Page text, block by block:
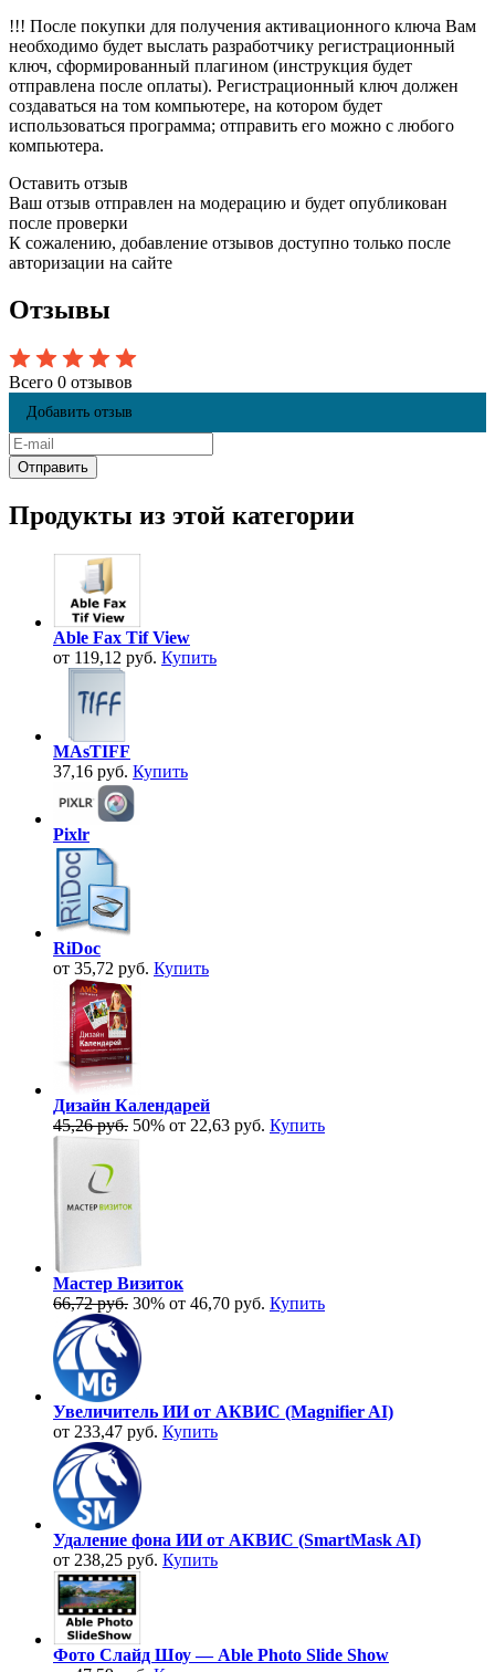
!!! После покупки для получения активационного ключа Вам
необходимо будет выслать разработчику регистрационный
ключ, сформированный плагином (инструкция будет
отправлена после оплаты). Регистрационный ключ должен
создаваться на том компьютере, на котором будет
использоваться программа; отправить его можно с любого
компьютера.
Оставить отзыв
Ваш отзыв отправлен на модерацию и будет опубликован
после проверки
К сожалению, добавление отзывов доступно только после
авторизации на сайте
Отзывы
Всего 0 отзывов
Добавить отзыв
Продукты из этой категории
Able Fax Tif View
от 119,12 руб. Купить
MAsTIFF
37,16 руб. Купить
Pixlr
RiDoc
от 35,72 руб. Купить
Дизайн Календарей
45,26 руб. 50% от 22,63 руб. Купить
Мастер Визиток
66,72 руб. 30% от 46,70 руб. Купить
Увеличитель ИИ от АКВИС (Magnifier AI)
от 233,47 руб. Купить
Удаление фона ИИ от АКВИС (SmartMask AI)
от 238,25 руб. Купить
Фото Слайд Шоу — Able Photo Slide Show